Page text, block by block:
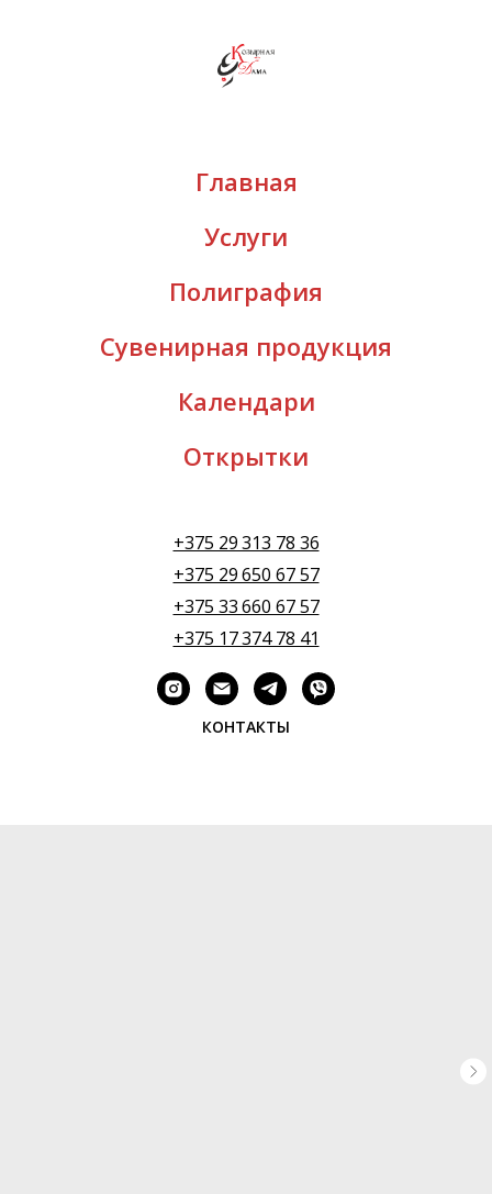
Главная
Услуги
Полиграфия
Сувенирная продукция
Календари
Открытки
+375 29 313 78 36
+375 29 650 67 57
+375 33 660 67 57
+375 17 374 78 41
КОНТАКТЫ